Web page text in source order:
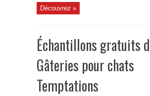
Découvrez »
Échantillons gratuits
Gâteries pour chats
Temptations